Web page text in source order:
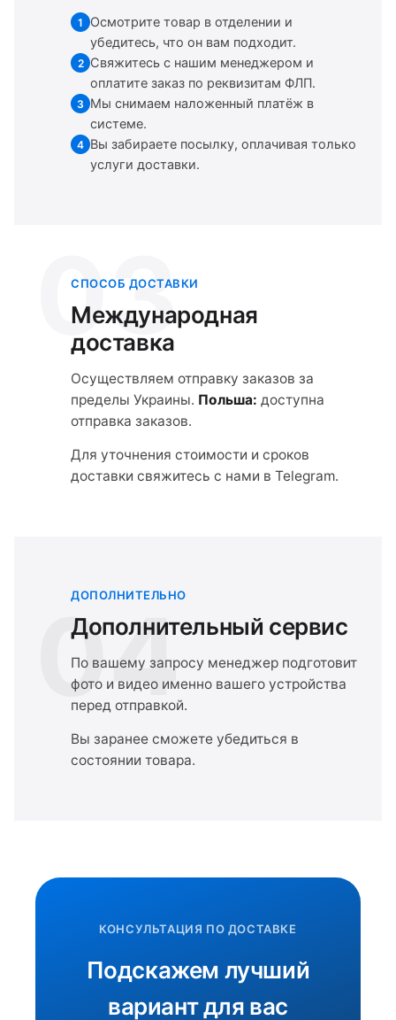
1
Осмотрите товар в отделении и
убедитесь, что он вам подходит.
2 Свяжитесь с нашим менеджером и
оплатите заказ по реквизитам ФЛП.
3 Мы снимаем наложенный платёж в
системе.
4 Вы забираете посылку, оплачивая только
услуги доставки.
03
СПОСОБ ДОСТАВКИ
Международная
доставка
Осуществляем отправку заказов за
пределы Украины. Польша: доступна
отправка заказов.
Для уточнения стоимости и сроков
доставки свяжитесь с нами в Telegram.
04
ДОПОЛНИТЕЛЬНО
Дополнительный сервис
По вашему запросу менеджер подготовит
фото и видео именно вашего устройства
перед отправкой.
Вы заранее сможете убедиться в
состоянии товара.
КОНСУЛЬТАЦИЯ ПО ДОСТАВКЕ
Подскажем лучший
вариант для вас